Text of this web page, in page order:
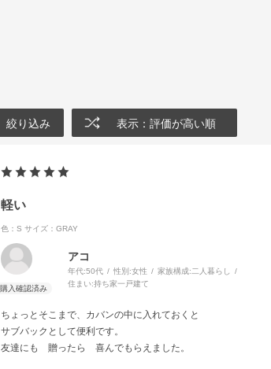
絞り込み 表示：評価が高い順
軽い
色：S サイズ：GRAY
アコ
年代:50代 性別:女性 家族構成:二人暮らし
住まい:持ち家一戸建て
ちょっとそこまで、カバンの中に入れておくと
サブバックとして便利です。
友達にも 贈ったら 喜んでもらえました。